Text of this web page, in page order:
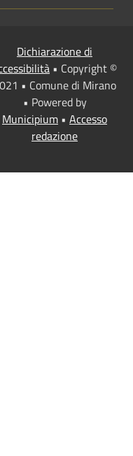
Dichiarazione di
• Copyright ©
• Comune di Mirano
• Powered by
Municipium • Accesso
redazione